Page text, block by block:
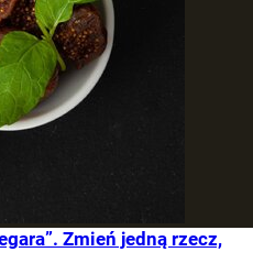
Zmień jedną rzecz,